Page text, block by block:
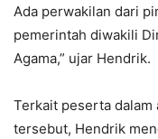
Ada perwakilan dari
pemerintah diwakili
Agama,” ujar Hendrik.
Terkait peserta dalam
tersebut, Hendrik